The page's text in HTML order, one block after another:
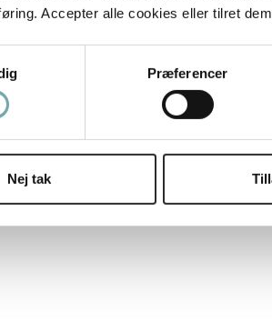
Accepter alle cookies eller tilret
Præferencer
Nej tak